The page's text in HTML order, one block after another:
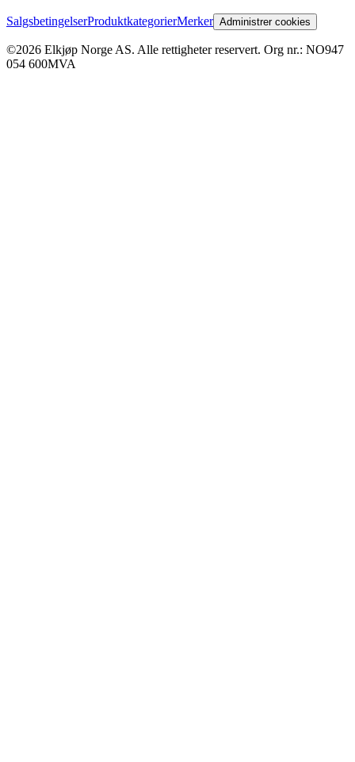
SalgsbetingelserProduktkategorierMerker Administrer cookies
©2026 Elkjøp Norge AS. Alle rettigheter reservert. Org nr.: NO947
054 600MVA